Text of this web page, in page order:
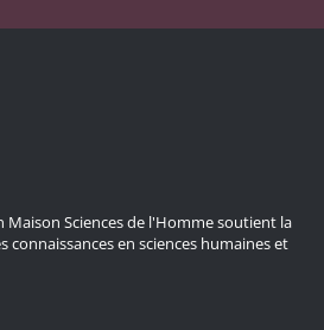
Maison Sciences de l'Homme soutient la
connaissances en sciences humaines et